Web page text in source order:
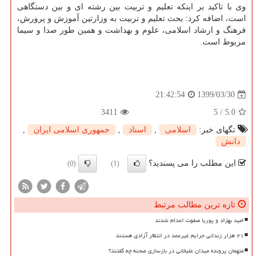
وی با تاکید بر اینکه تعلیم و تربیت بین رشته ای و بین دستگاهی
است، اضافه کرد: بحث تعلیم و تربیت به وزارتین آموزش و پرورش،
فرهنگ و ارشاد اسلامی، علوم و بهداشت و همین طور صدا و سیما
مربوط است.
1399/03/30
21:42:54
5.0
/
5
3411
تگهای خبر:
اسلامی , اسناد , جمهوری اسلامی ایران
,
دانش
این مطلب را می پسندید؟ (1)
(0)
تازه ترین مطالب مرتبط
امید بهزاد و پوریا صفوت اعدام شدند
۲۱ هزار زندانی جرایم غیرعمد در انتظار آزادی هستند
متهمان پرونده میدان علیخانی در بازسازی صحنه چه گفتند؟